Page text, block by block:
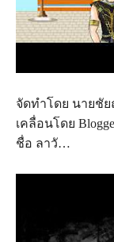
จัดทำโดย นายชัย
เคลื่อนโดย
ชื่อ ลาวั…